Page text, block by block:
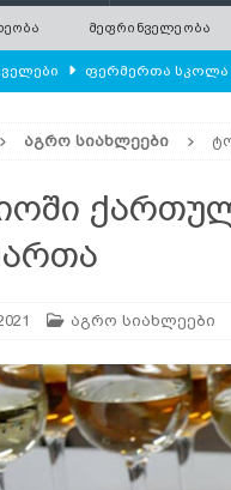
ᲛᲔᲤᲠᲘᲜᲕᲔᲚᲔᲝᲑᲐ
ᲤᲔᲠᲛᲔᲠᲗᲐ ᲡᲙᲝᲚᲐ
გამხმარ ხეებს?
და პროდუქტიულობა
შემცირებას
ᲐᲒᲠᲝ ᲡᲘᲐᲮᲚᲔᲔᲑᲘ
აგრო სიახლეები